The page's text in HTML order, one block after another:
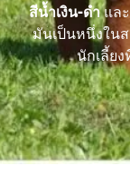
สีน้ำเงิน-ดำและ
มันเป็นหนึ่งใน
นักเลี้ย